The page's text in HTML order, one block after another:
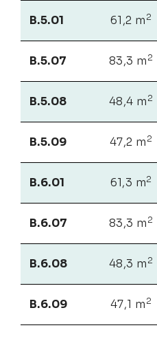
B.5.01 61,2 m 2
B.5.07 83,3 m 2
B.5.08 48,4 m 2
B.5.09 47,2 m 2
B.6.01 61,3 m2
B.6.07 83,3 m 2
B.6.08 48,3 m 2
B.6.09 47,1 m 2